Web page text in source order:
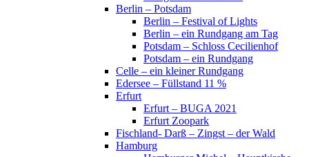
Berlin – Potsdam
Berlin – Festival of Lights
Berlin – ein Rundgang am Tag
Potsdam – Schloss Cecilienhof
Potsdam – ein Rundgang
Celle – ein kleiner Rundgang
Edersee – Füllstand 11 %
Erfurt
Erfurt – BUGA 2021
Erfurt Zoopark
Fischland- Darß – Zingst – der Wald
Hamburg